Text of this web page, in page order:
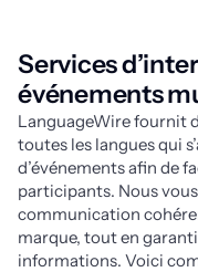
Services
événements
LanguageWire fournit
toutes les langues qui
d’événements afin de
participants. Nous
communication
marque, tout en
informations. Voici